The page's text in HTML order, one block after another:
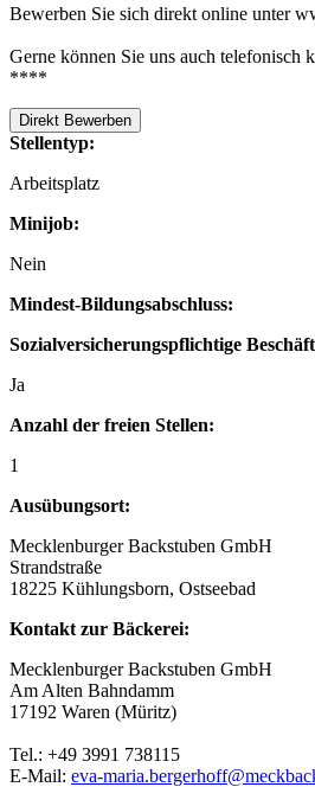
Bewerben Sie sich direkt online unter
Gerne können Sie uns auch telefonisch
****
Direkt Bewerben
Stellentyp:
Arbeitsplatz
Minijob:
Nein
Mindest-Bildungsabschluss:
Sozialversicherungspflichtige
Ja
Anzahl der freien Stellen:
1
Ausübungsort:
Mecklenburger Backstuben GmbH
Strandstraße
18225 Kühlungsborn, Ostseebad
Kontakt zur Bäckerei:
Mecklenburger Backstuben GmbH
Am Alten Bahndamm
17192 Waren (Müritz)
Tel.: +49 3991 738115
E-Mail: eva-